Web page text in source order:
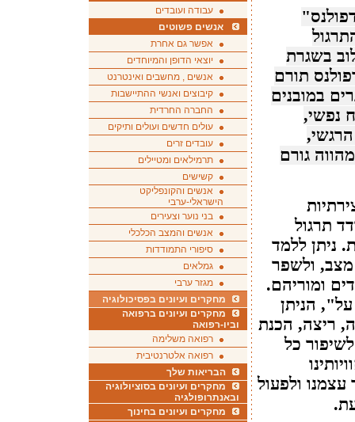
בשגרת
תורם
במובנים
נפשי,
הרגשי,
גורם
תרגול
ניתן ללמד
מצב, ולשפר
ומוריהם.
על", הניתן
ריצה, הכנת
כל
ולפעול
.
עבודה ועובדים
אנשים פשוטים
אפשר גם אחרת
יוצאי הדופן והמיוחדים
אנשים , מחשבים ואינטרנט
קיבוצים ואנשי ההתיישבות
החברה החרדית
עולים חדשים ועולים ותיקים
עובדים זרים
תרמילאים ומטיילים
קשישים
אנשים והקונפליקט
הישראלי-ערבי
בני נוער וצעירים
אנשים והמצב הכלכלי
סיפורי התמודדות
גמלאים
מגזר ערבי
מחקרים ועיונים בפסיכולוגיה
מחקרים ועיונים ברפואה
וביו-רפואה
רפואה משלימה
רפואה אלטרנטיבית
הבריאות שלך
מחקרים ועיונים בסוציולוגיה
ובאנתרופולגיה
מחקרים ועיונים בחינוך